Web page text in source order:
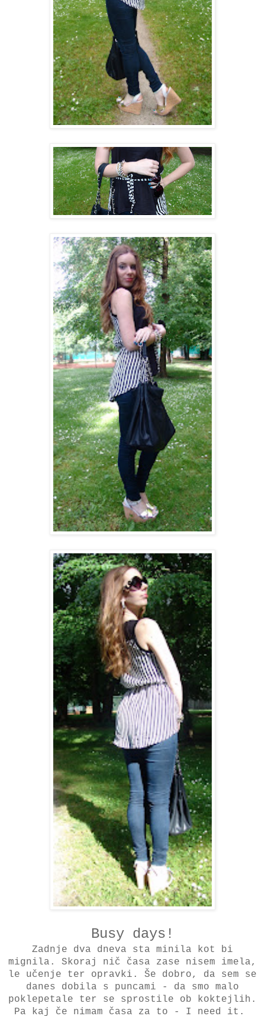
Busy days!
Zadnje dva dneva sta minila kot bi
mignila. Skoraj nič časa zase nisem imela,
le učenje ter opravki. Še dobro, da sem se
danes dobila s puncami - da smo malo
poklepetale ter se sprostile ob koktejlih.
Pa kaj če nimam časa za to - I need it.